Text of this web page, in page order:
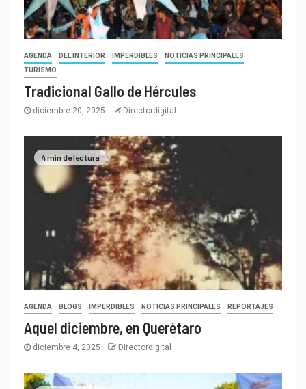
AGENDA DEL INTERIOR IMPERDIBLES
NOTICIAS PRINCIPALES
TURISMO
Tradicional Gallo de Hércules
diciembre 20, 2025 Directordigital
4 min de lectura
AGENDA BLOGS IMPERDIBLES NOTICIAS PRINCIPALES REPORTAJES
Aquel diciembre, en Querétaro
diciembre 4, 2025 Directordigital